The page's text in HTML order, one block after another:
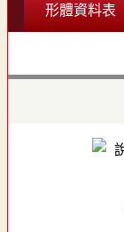
形體資料表